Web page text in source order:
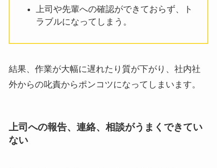
上司や先輩への確認ができておらず、ト
ラブルになってしまう。
結果、作業が大幅に遅れたり質が下がり、社内社
外からの叱責からポンコツになってしまいます。
上司への報告、連絡、相談がうまくできてい
ない